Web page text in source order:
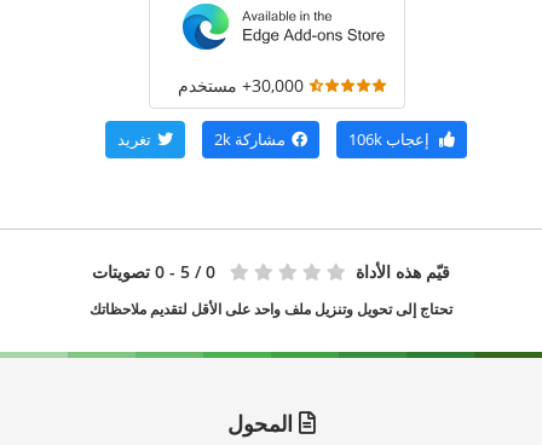
30,000+ مستخدم
إعجاب106k مشاركة 2k تغريد
قيّم هذه الأداة 0 / 5 - 0 تصويتات
تحتاج إلى تحويل وتنزيل ملف واحد على الأقل لتقديم ملاحظاتك
المحول